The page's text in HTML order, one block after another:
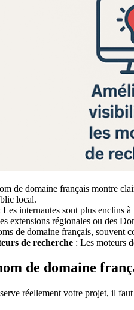
de domaine français montre
local.
Les internautes sont plus enclins
extensions régionales ou des
de domaine français, souvent
de recherche : Les moteurs
de domaine
réellement votre projet, il